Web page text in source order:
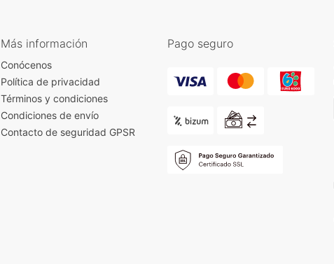
Más información
Conócenos
Política de privacidad
Términos y condiciones
Condiciones de envío
Contacto de seguridad GPSR
Pago seguro